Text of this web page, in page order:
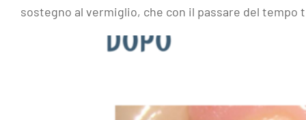
sostegno al vermiglio, che con il passare del